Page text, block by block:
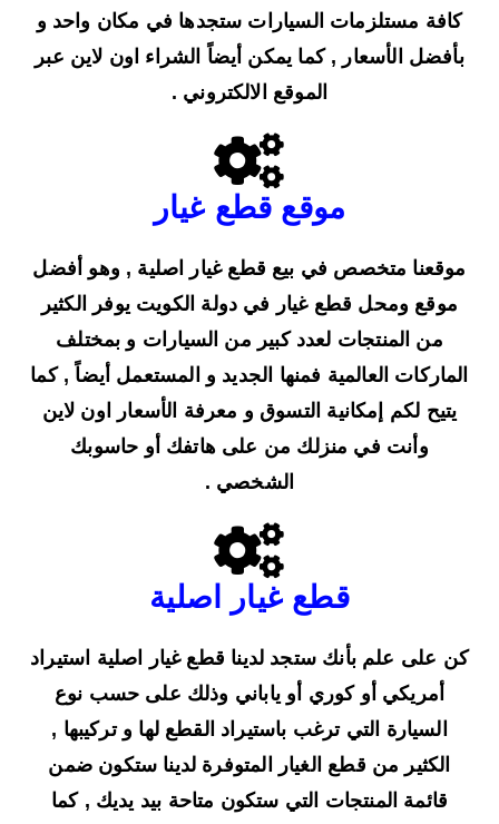
كافة مستلزمات السيارات ستجدها في مكان واحد و
بأفضل الأسعار , كما يمكن أيضاً الشراء اون لاين عبر
الموقع الالكتروني .
موقع قطع غيار
موقعنا متخصص في بيع قطع غيار اصلية , وهو أفضل
موقع ومحل قطع غيار في دولة الكويت يوفر الكثير
من المنتجات لعدد كبير من السيارات و بمختلف
الماركات العالمية فمنها الجديد و المستعمل أيضاً , كما
يتيح لكم إمكانية التسوق و معرفة الأسعار اون لاين
وأنت في منزلك من على هاتفك أو حاسوبك
الشخصي .
قطع غيار اصلية
كن على علم بأنك ستجد لدينا قطع غيار اصلية استيراد
أمريكي أو كوري أو ياباني وذلك على حسب نوع
السيارة التي ترغب باستيراد القطع لها و تركيبها ,
الكثير من قطع الغيار المتوفرة لدينا ستكون ضمن
قائمة المنتجات التي ستكون متاحة بيد يديك , كما